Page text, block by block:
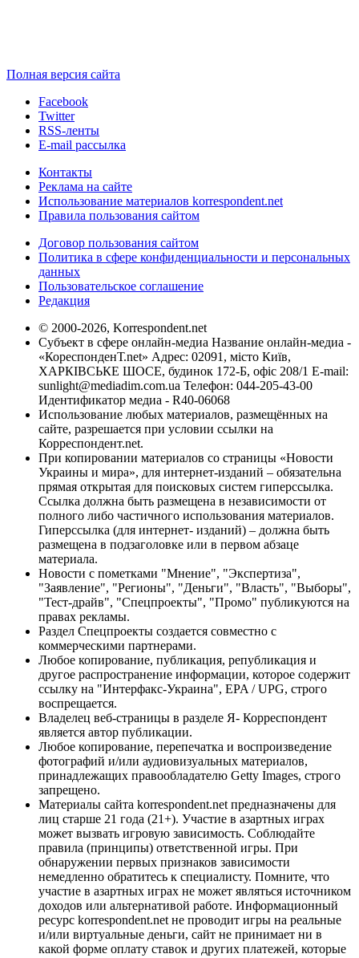
Полная версия сайта
Facebook
Twitter
RSS-ленты
E-mail рассылка
Контакты
Реклама на сайте
Использование материалов korrespondent.net
Правила пользования сайтом
Договор пользования сайтом
Политика в сфере конфиденциальности и персональных
данных
Пользовательское соглашение
Редакция
© 2000-2026, Korrespondent.net
Субъект в сфере онлайн-медиа Название онлайн-медиа -
«КореспонденТ.net» Адрес: 02091, місто Київ,
ХАРКІВСЬКЕ ШОСЕ, будинок 172-Б, офіс 208/1 E-mail:
sunlight@mediadim.com.ua Телефон: 044-205-43-00
Идентификатор медиа - R40-06068
Использование любых материалов, размещённых на
сайте, разрешается при условии ссылки на
Корреспондент.net.
При копировании материалов со страницы «Новости
Украины и мира», для интернет-изданий – обязательна
прямая открытая для поисковых систем гиперссылка.
Ссылка должна быть размещена в независимости от
полного либо частичного использования материалов.
Гиперссылка (для интернет- изданий) – должна быть
размещена в подзаголовке или в первом абзаце
материала.
Новости с пометками "Мнение", "Экспертиза",
"Заявление", "Регионы", "Деньги", "Власть", "Выборы",
"Тест-драйв", "Спецпроекты", "Промо" публикуются на
правах рекламы.
Раздел Спецпроекты создается совместно с
коммерческими партнерами.
Любое копирование, публикация, републикация и
другое распространение информации, которое содержит
ссылку на "Интерфакс-Украина", EPA / UPG, строго
воспрещается.
Владелец веб-страницы в разделе Я- Корреспондент
является автор публикации.
Любое копирование, перепечатка и воспроизведение
фотографий и/или аудиовизуальных материалов,
принадлежащих правообладателю Getty Images, строго
запрещено.
Материалы сайта korrespondent.net предназначены для
лиц старше 21 года (21+). Участие в азартных играх
может вызвать игровую зависимость. Соблюдайте
правила (принципы) ответственной игры. При
обнаружении первых признаков зависимости
немедленно обратитесь к специалисту. Помните, что
участие в азартных играх не может являться источником
доходов или альтернативой работе. Информационный
ресурс korrespondent.net не проводит игры на реальные
и/или виртуальные деньги, сайт не принимает ни в
какой форме оплату ставок и других платежей, которые